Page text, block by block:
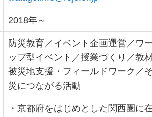
2018年～
防災教育／イベント企画運営／ワ
ップ型イベント／授業づくり／教
被災地支援・フィールドワーク／
災につながる活動
・京都府をはじめとした関西圏に